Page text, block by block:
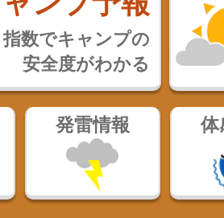
指数でキャンプの
安全度がわかる
発雷情報 体